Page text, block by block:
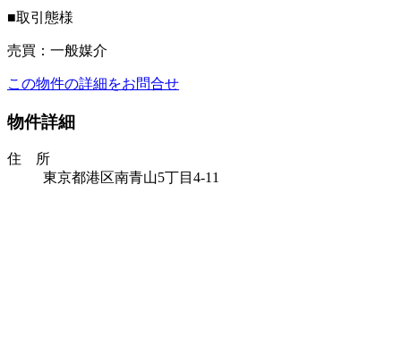
■取引態様
売買：一般媒介
この物件の詳細をお問合せ
物件詳細
住 所
東京都港区南青山5丁目4-11